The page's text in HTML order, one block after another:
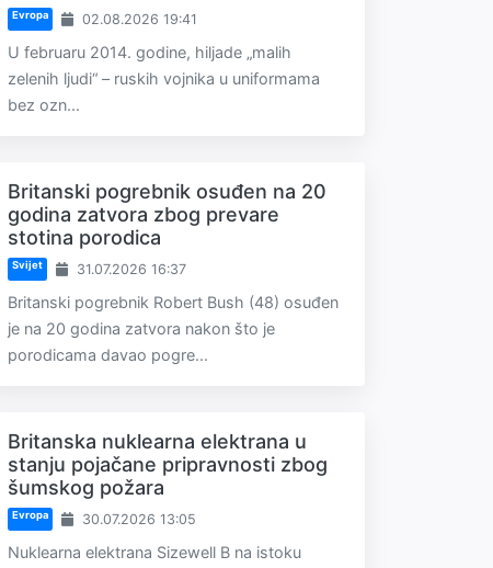
Evropa 02.08.2026 19:41
U februaru 2014. godine, hiljade „malih
zelenih ljudi“ – ruskih vojnika u uniformama
bez ozn...
Britanski pogrebnik osuđen na 20
godina zatvora zbog prevare
stotina porodica
Svijet 31.07.2026 16:37
Britanski pogrebnik Robert Bush (48) osuđen
je na 20 godina zatvora nakon što je
porodicama davao pogre...
Britanska nuklearna elektrana u
stanju pojačane pripravnosti zbog
šumskog požara
Evropa 30.07.2026 13:05
Nuklearna elektrana Sizewell B na istoku